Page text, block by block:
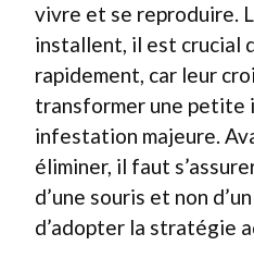
vivre et se reproduire.
installent, il est crucial
rapidement, car leur
transformer une petite
infestation majeure.
éliminer, il faut
d’une souris et non
d’adopter la stratégie